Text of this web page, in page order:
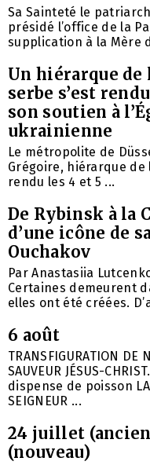
Sa Sainteté le
présidé l’office de la
supplication à la Mère
Un hiérarque de
serbe s’est
son soutien à
ukrainienne
Le métropolite de
Grégoire, hiérarque de
rendu les 4 et 5 ...
De Rybinsk à la
d’une icône de
Ouchakov
Par Anastasiia
Certaines demeurent
elles ont été créées.
6 août
TRANSFIGURATION DE
SAUVEUR JÉSUS-
dispense de poisson LA
SEIGNEUR ...
24 juillet
(nouveau)